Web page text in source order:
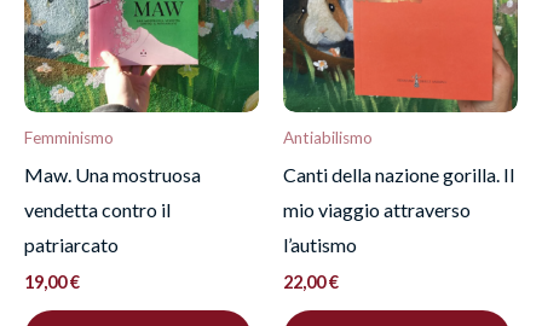
recensione.
Femminismo
Maw. Una mostruosa
vendetta contro il
patriarcato
19,00€
Antiabilismo
Canti della nazione gorilla. Il
mio viaggio attraverso
l’autismo
22,00€